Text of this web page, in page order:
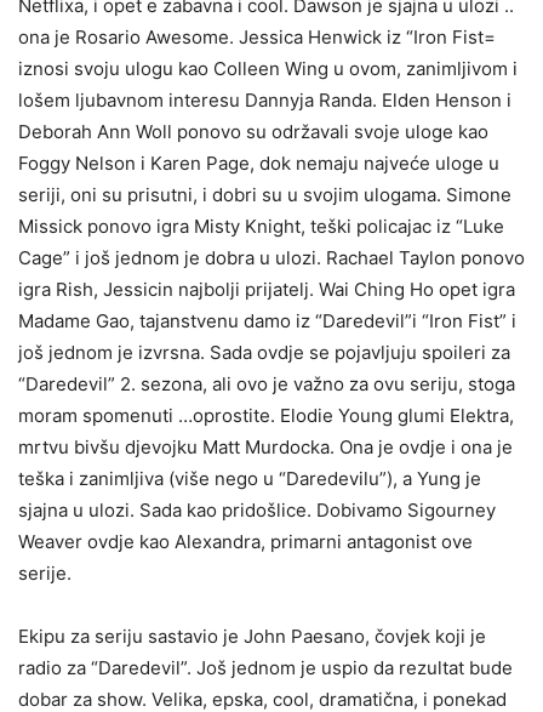
Netflixa, i opet e zabavna i cool. Dawson je sjajna u ulozi ..
ona je Rosario Awesome. Jessica Henwick iz “Iron Fist=
iznosi svoju ulogu kao Colleen Wing u ovom, zanimljivom i
lošem ljubavnom interesu Dannyja Randa. Elden Henson i
Deborah Ann Woll ponovo su održavali svoje uloge kao
Foggy Nelson i Karen Page, dok nemaju najveće uloge u
seriji, oni su prisutni, i dobri su u svojim ulogama. Simone
Missick ponovo igra Misty Knight, teški policajac iz “Luke
Cage” i još jednom je dobra u ulozi. Rachael Taylon ponovo
igra Rish, Jessicin najbolji prijatelj. Wai Ching Ho opet igra
Madame Gao, tajanstvenu damo iz “Daredevil”i “Iron Fist” i
još jednom je izvrsna. Sada ovdje se pojavljuju spoileri za
“Daredevil” 2. sezona, ali ovo je važno za ovu seriju, stoga
moram spomenuti …oprostite. Elodie Young glumi Elektra,
mrtvu bivšu djevojku Matt Murdocka. Ona je ovdje i ona je
teška i zanimljiva (više nego u “Daredevilu”), a Yung je
sjajna u ulozi. Sada kao pridošlice. Dobivamo Sigourney
Weaver ovdje kao Alexandra, primarni antagonist ove
serije.
Ekipu za seriju sastavio je John Paesano, čovjek koji je
radio za “Daredevil”. Još jednom je uspio da rezultat bude
dobar za show. Velika, epska, cool, dramatična, i ponekad